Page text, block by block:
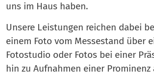
uns im Haus haben.
Unsere Leistungen reichen dabei
einem Foto vom Messestand über
Fotostudio oder Fotos bei einer
hin zu Aufnahmen einer Prominenz